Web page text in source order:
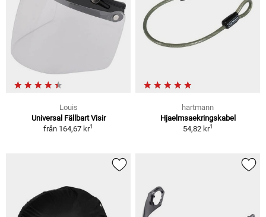
Louis
Universal Fällbart Visir
från 164,67 kr1
hartmann
Hjaelmsaekringskabel
54,82 kr1